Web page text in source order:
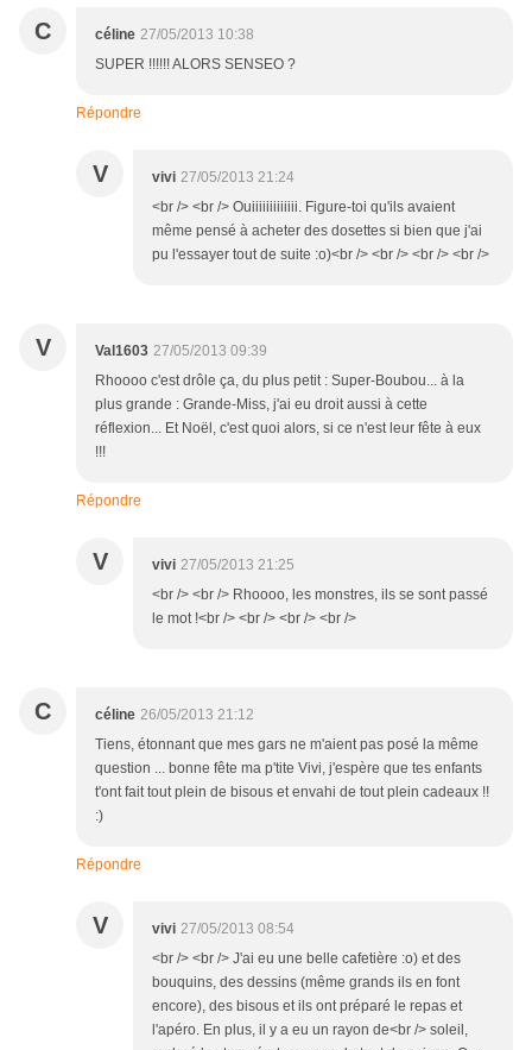
C céline 27/05/2013 10:38
SUPER !!!!!! ALORS SENSEO ?
Répondre
V vivi 27/05/2013 21:24
<br /> <br /> Ouiiiiiiiiiiiii. Figure-toi qu'ils avaient
même pensé à acheter des dosettes si bien que j'ai
pu l'essayer tout de suite :o)<br /> <br /> <br /> <br />
V Val1603 27/05/2013 09:39
Rhoooo c'est drôle ça, du plus petit : Super-Boubou... à la
plus grande : Grande-Miss, j'ai eu droit aussi à cette
réflexion... Et Noël, c'est quoi alors, si ce n'est leur fête à eux
!!!
Répondre
V vivi 27/05/2013 21:25
<br /> <br /> Rhoooo, les monstres, ils se sont passé
le mot !<br /> <br /> <br /> <br />
C céline 26/05/2013 21:12
Tiens, étonnant que mes gars ne m'aient pas posé la même
question ... bonne fête ma p'tite Vivi, j'espère que tes enfants
t'ont fait tout plein de bisous et envahi de tout plein cadeaux !!
:)
Répondre
V vivi 27/05/2013 08:54
<br /> <br /> J'ai eu une belle cafetière :o) et des
bouquins, des dessins (même grands ils en font
encore), des bisous et ils ont préparé le repas et
l'apéro. En plus, il y a eu un rayon de<br /> soleil,